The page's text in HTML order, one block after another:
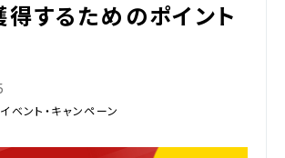
するためのポイント
ベント・キャンペーン